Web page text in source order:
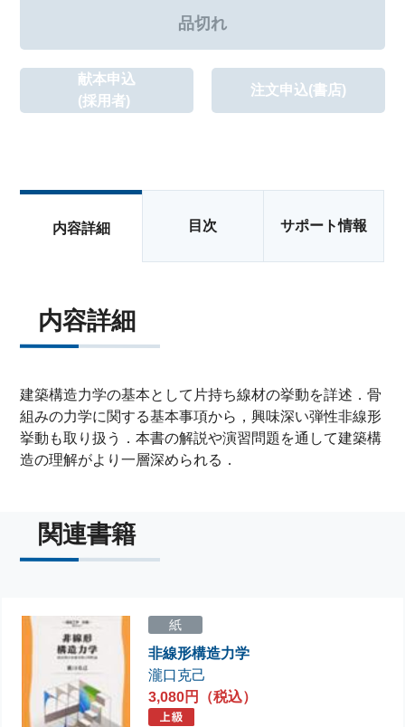
献本申込
(採用者)
注文申込(書店)
内容詳細 目次 サポート情報
内容詳細
建築構造力学の基本として片持ち線材の挙動を詳述．骨
組みの力学に関する基本事項から，興味深い弾性非線形
挙動も取り扱う．本書の解説や演習問題を通して建築構
造の理解がより一層深められる．
関連書籍
紙
非線形構造力学
瀧口克己
3,080円（税込）